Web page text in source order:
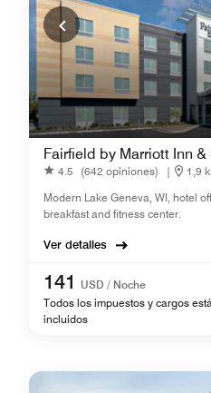
Fairfield by Marriott Inn
4.5 (642 opiniones) |
1,9
Modern Lake Geneva, WI, hotel
breakfast and fitness center.
Ver detalles
141
USD / Noche
Todos los impuestos y cargos
incluidos